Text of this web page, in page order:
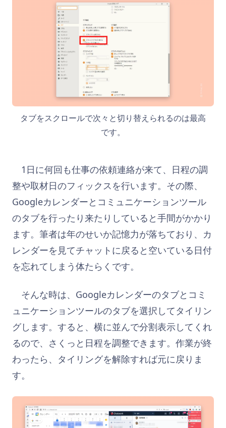
タブをスクロールで次々と切り替えられるのは最高
です。
1日に何回も仕事の依頼連絡が来て、日程の調
整や取材日のフィックスを行います。その際、
Googleカレンダーとコミュニケーションツール
のタブを行ったり来たりしていると手間がかかり
ます。筆者は年のせいか記憶力が落ちており、カ
レンダーを見てチャットに戻ると空いている日付
を忘れてしまう体たらくです。
そんな時は、Googleカレンダーのタブとコミ
ュニケーションツールのタブを選択してタイリン
グします。すると、横に並んで分割表示してくれ
るので、さくっと日程を調整できます。作業が終
わったら、タイリングを解除すれば元に戻りま
す。